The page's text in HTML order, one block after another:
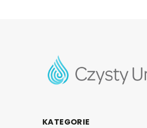
KATEGORIE